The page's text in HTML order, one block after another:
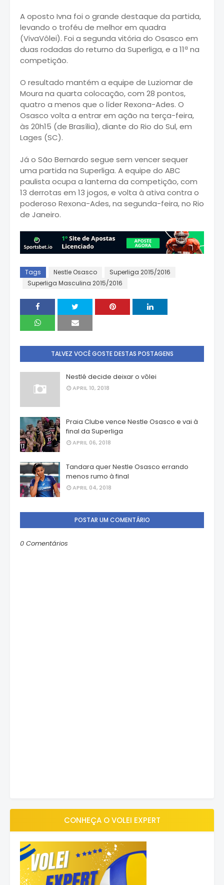
A oposto Ivna foi o grande destaque da partida,
levando o troféu de melhor em quadra
(VivaVôlei). Foi a segunda vitória do Osasco em
duas rodadas do returno da Superliga, e a 11ª na
competição.
O resultado mantém a equipe de Luziomar de
Moura na quarta colocação, com 28 pontos,
quatro a menos que o líder Rexona-Ades. O
Osasco volta a entrar em ação na terça-feira,
às 20h15 (de Brasília), diante do Rio do Sul, em
Lages (SC).
Já o São Bernardo segue sem vencer sequer
uma partida na Superliga. A equipe do ABC
paulista ocupa a lanterna da competição, com
13 derrotas em 13 jogos, e volta à ativa contra o
poderoso Rexona-Ades, na segunda-feira, no Rio
de Janeiro.
Tags Nestle Osasco
Superliga 2015/2016
Superliga Masculina 2015/2016
TALVEZ VOCÊ GOSTE DESTAS POSTAGENS
Nestlé decide deixar o vôlei
APRIL 10, 2018
Praia Clube vence Nestle Osasco e vai à
final da Superliga
APRIL 06, 2018
Tandara quer Nestle Osasco errando
menos rumo à final
APRIL 04, 2018
POSTAR UM COMENTÁRIO
0 Comentários
CONHEÇA O VOLEI EXPERT